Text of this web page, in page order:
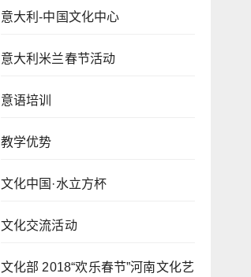
意大利-中国文化中心
意大利米兰春节活动
意语培训
教学优势
文化中国·水立方杯
文化交流活动
文化部 2018“欢乐春节”河南文化艺